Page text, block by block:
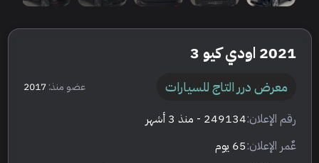
2021 اودي كيو 3
معرض درر التاج للسيارات عضو منذ:2017
رقم الإعلان:249134 - منذ 3 أشهر
عٌمر الإعلان:65 يوم